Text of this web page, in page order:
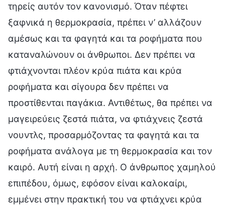
τηρείς αυτόν τον κανονισμό. Όταν πέφτει
ξαφνικά η θερμοκρασία, πρέπει ν’ αλλάζουν
αμέσως και τα φαγητά και τα ροφήματα που
καταναλώνουν οι άνθρωποι. Δεν πρέπει να
φτιάχνονται πλέον κρύα πιάτα και κρύα
ροφήματα και σίγουρα δεν πρέπει να
προστίθενται παγάκια. Αντιθέτως, θα πρέπει να
μαγειρεύεις ζεστά πιάτα, να φτιάχνεις ζεστά
νουντλς, προσαρμόζοντας τα φαγητά και τα
ροφήματα ανάλογα με τη θερμοκρασία και τον
καιρό. Αυτή είναι η αρχή. Ο άνθρωπος χαμηλού
επιπέδου, όμως, εφόσον είναι καλοκαίρι,
εμμένει στην πρακτική του να φτιάχνει κρύα